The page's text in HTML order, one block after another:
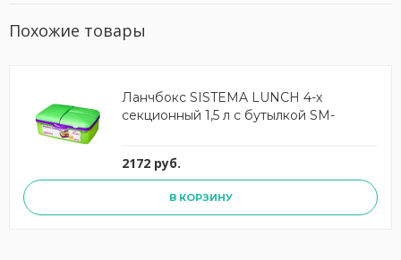
Похожие товары
Ланчбокс SISTEMA LUNCH 4-х
секционный 1,5 л с бутылкой SM-
2172 руб.
В КОРЗИНУ